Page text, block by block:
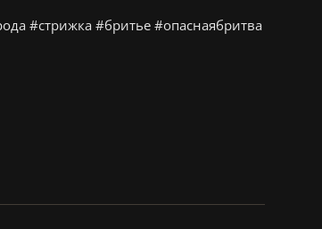
#стрижка #бритье #опаснаябритва